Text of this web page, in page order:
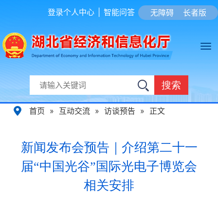
无障碍 长者版
登录个人中心 智能问答
搜索
首页 » 互动交流 » 访谈预告 » 正文
新闻发布会预告｜介绍第二十一
届“中国光谷”国际光电子博览会
相关安排